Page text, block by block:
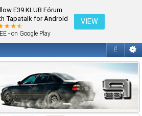
E39 KLUB Fórum
Tapatalk for Android
- on Google Play
VIEW
#